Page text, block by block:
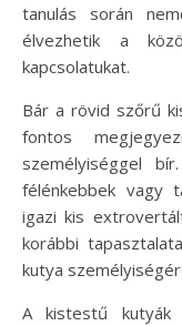
tanulás során
élvezhetik a
kapcsolatukat.
Bár a rövid szőrű
fontos
személyiséggel
félénkebbek vagy
igazi kis
korábbi
kutya
A kistestű kutyák